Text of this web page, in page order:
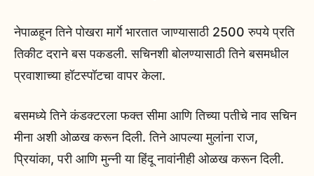
नेपाळहून तिने पोखरा मार्गे भारतात जाण्यासाठी 2500 रुपये प्रति
तिकीट दराने बस पकडली. सचिनशी बोलण्यासाठी तिने बसमधील
प्रवाशाच्या हॉटस्पॉटचा वापर केला.
बसमध्ये तिने कंडक्टरला फक्त सीमा आणि तिच्या पतीचे नाव सचिन
मीना अशी ओळख करून दिली. तिने आपल्या मुलांना राज,
प्रियांका, परी आणि मुन्नी या हिंदू नावांनीही ओळख करून दिली.